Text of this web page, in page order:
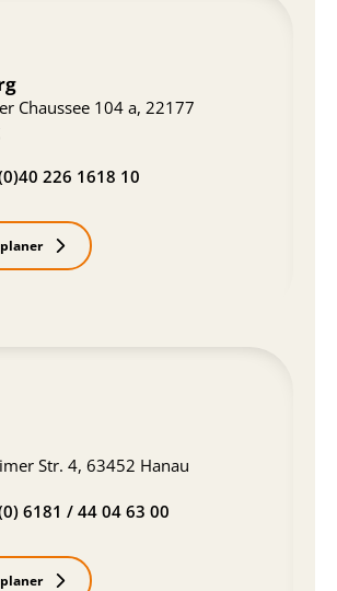
Chaussee 104 a, 22177
226 1618 10
Str. 4, 63452 Hanau
6181 / 44 04 63 00